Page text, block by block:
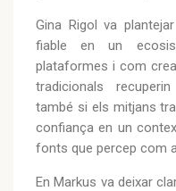
Gina Rigol va
fiable en un
plataformes i com
tradicionals
també si els mitjans
confiança en un
fonts que percep com
En Markus va deixar